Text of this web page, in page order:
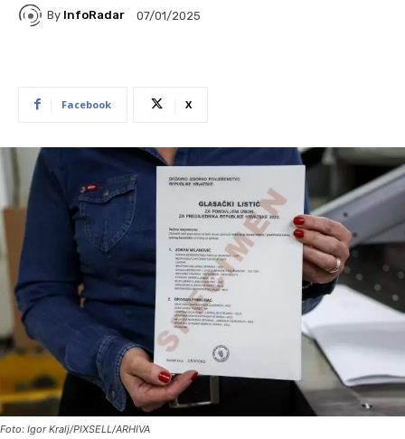
By InfoRadar 07/01/2025
Facebook X
Foto: Igor Kralj/PIXSELL/ARHIVA